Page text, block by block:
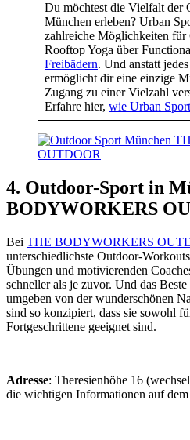
Du möchtest die Vielfalt der
München erleben? Urban
zahlreiche Möglichkeiten
Rooftop Yoga über
Freibädern. Und anstatt
ermöglicht dir eine einzige
Zugang zu einer Vielzahl
Erfahre hier, wie Urban
4. Outdoor-Sport in
BODYWORKERS
Bei THE BODYWORKERS
unterschiedlichste Outdoor-
Übungen und motivierenden
schneller als je zuvor. Und das
umgeben von der wunderschönen
sind so konzipiert, dass sie sowohl
Fortgeschrittene geeignet sind.
Adresse: Theresienhöhe 16
die wichtigen Informationen auf